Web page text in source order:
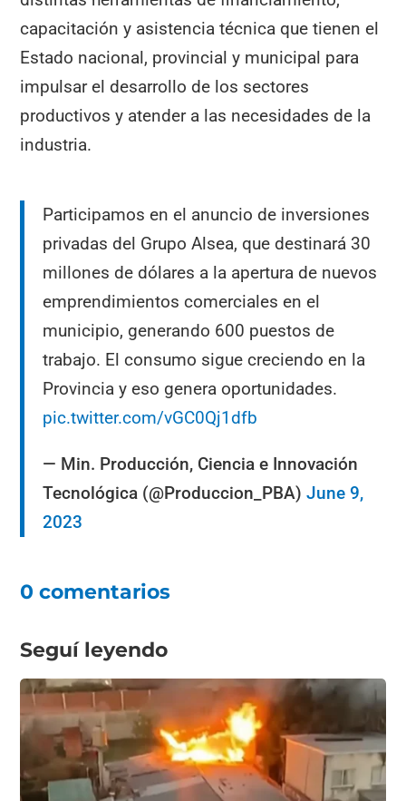
capacitación y asistencia técnica que tienen el
Estado nacional, provincial y municipal para
impulsar el desarrollo de los sectores
productivos y atender a las necesidades de la
industria.
Participamos en el anuncio de inversiones
privadas del Grupo Alsea, que destinará 30
millones de dólares a la apertura de nuevos
emprendimientos comerciales en el
municipio, generando 600 puestos de
trabajo. El consumo sigue creciendo en la
Provincia y eso genera oportunidades.
pic.twitter.com/vGC0Qj1dfb
— Min. Producción, Ciencia e Innovación
Tecnológica (@Produccion_PBA)June 9,
2023
0 comentarios
Seguí leyendo